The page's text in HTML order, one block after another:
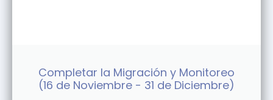
Completar la Migración y Monitoreo
(16 de Noviembre - 31 de Diciembre)